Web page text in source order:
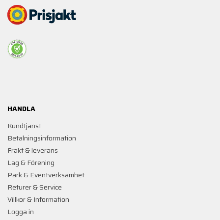
HANDLA
Kundtjänst
Betalningsinformation
Frakt & leverans
Lag & Förening
Park & Eventverksamhet
Returer & Service
Villkor & Information
Logga in